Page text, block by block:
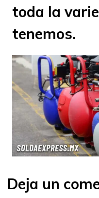
toda la
tenemos.
Deja un